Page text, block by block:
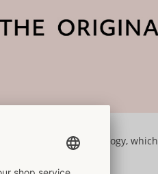
Pleasure Air technology,
the clitoris.